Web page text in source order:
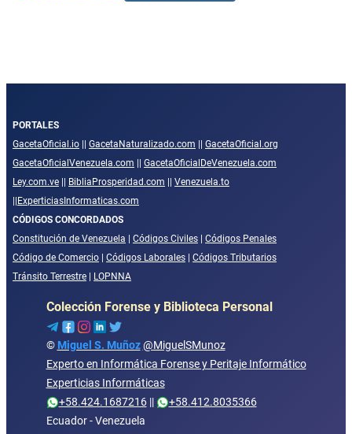
PORTALES
GacetaOficial.io
GacetaNaturalizado.com
GacetaOficial.org
GacetaOficialVenezuela.com
GacetaOficialDeVenezuela.com
Ley.com.ve
BibliaProsperidad.com
Venezuela.to
ExperticiasInformaticas.com
CÓDIGOS CONCORDADOS
Constitución de Venezuela
Códigos Civiles
Códigos Penales
Código de Comercio
Códigos Laborales
Códigos Tributarios
Tránsito Terrestre
LOPNNA
Colección Forense y Biblioteca Personal
© Miguel S. Muñoz @MiguelSMunoz
Experto en Informática Forense y Peritaje Informático
Experticias Informáticas
+58.424.1687216||
+58.412.8035366
Ecuador - Venezuela